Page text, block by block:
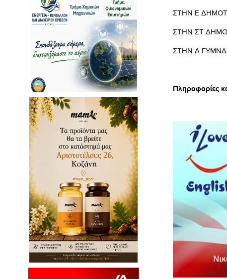
ΣΤΗΝ Ε
ΣΤΗΝ ΣΤ
ΣΤΗΝ Α
Πληροφορίες